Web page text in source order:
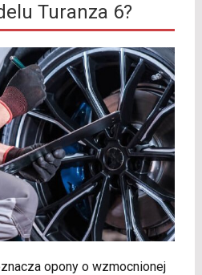
Turanza 6?
opony o wzmocnionej